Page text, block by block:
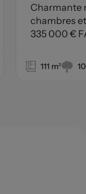
Charmante
chambres
335 000 €
111 m²